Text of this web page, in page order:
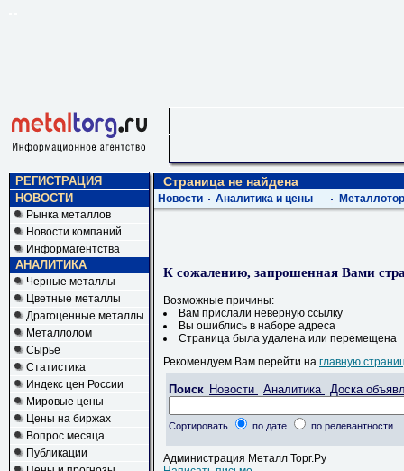
РЕГИСТРАЦИЯ
НОВОСТИ
Рынка металлов
Новости компаний
Информагентства
АНАЛИТИКА
Черные металлы
Цветные металлы
Драгоценные металлы
Металлолом
Сырье
Статистика
Индекс цен России
Мировые цены
Цены на биржах
Вопрос месяца
Публикации
Страница не найдена
Новости Аналитика и цены
К сожалению, запрошенная Вами
Возможные причины:
Вам прислали неверную ссылку
Вы ошиблись в наборе адреса
Страница была удалена или перемещена
Рекомендуем Вам перейти на главную
Поиск Новости Аналитика Доска
Сортировать по дате по релевантности
Администрация Металл Торг.Ру